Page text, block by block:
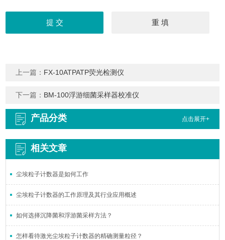
上一篇： FX-10ATPATP荧光检测仪
下一篇： BM-100浮游细菌采样器校准仪
产品分类 点击展开+
相关文章
尘埃粒子计数器是如何工作
尘埃粒子计数器的工作原理及其行业应用概述
如何选择沉降菌和浮游菌采样方法？
怎样看待激光尘埃粒子计数器的精确测量粒径？